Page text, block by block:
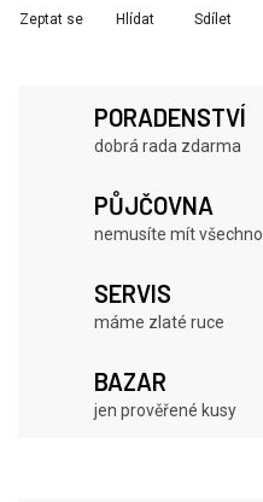
Zeptat se Hlídat Sdílet
PORADENSTVÍ
dobrá rada zdarma
PŮJČOVNA
nemusíte mít všechno
SERVIS
máme zlaté ruce
BAZAR
jen prověřené kusy